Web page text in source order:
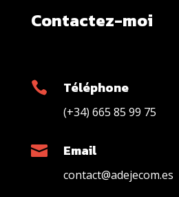
Contactez-moi
 Téléphone
(+34) 665 85 99 75
 Email
contact@adejecom.es